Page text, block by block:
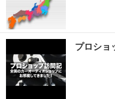
プロショ